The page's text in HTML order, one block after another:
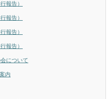
報告）
報告）
報告）
報告）
について
内